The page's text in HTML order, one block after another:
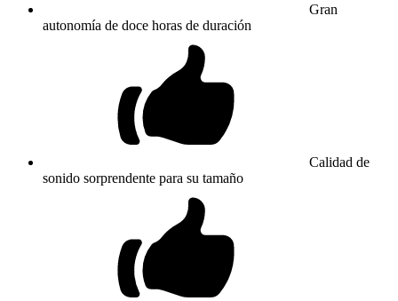
Gran
autonomía de doce horas de duración
Calidad de
sonido sorprendente para su tamaño